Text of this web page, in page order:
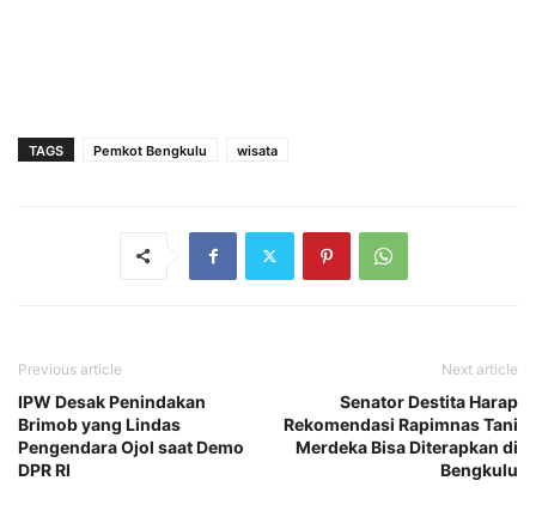
TAGS Pemkot Bengkulu wisata
Previous article
IPW Desak Penindakan
Brimob yang Lindas
Pengendara Ojol saat Demo
DPR RI
Next article
Senator Destita Harap
Rekomendasi Rapimnas Tani
Merdeka Bisa Diterapkan di
Bengkulu